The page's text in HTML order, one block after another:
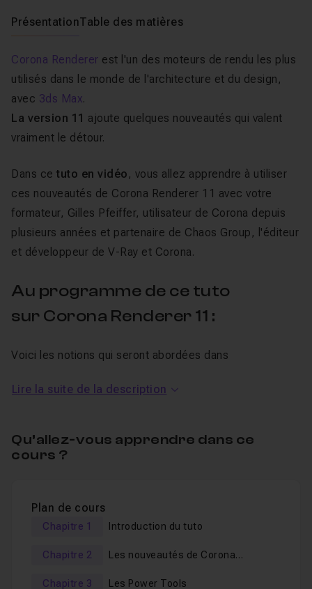
PrésentationTable des matières
Corona Renderer est l'un des moteurs de rendu les plus
utilisés dans le monde de l'architecture et du design,
avec 3ds Max.
La version 11 ajoute quelques nouveautés qui valent
vraiment le détour.
Dans ce tuto en vidéo , vous allez apprendre à utiliser
ces nouveautés de Corona Renderer 11 avec votre
formateur, Gilles Pfeiffer, utilisateur de Corona depuis
plusieurs années et partenaire de Chaos Group, l'éditeur
et développeur de V-Ray et Corona.
Au programme de ce tuto
sur Corona Renderer 11 :
Voici les notions qui seront abordées dans
Edge map
Scatter Altitude
Et quelques améliorations.
Comme d'habitude, ce tour d'horizon est accompagné
Lire la suite de la description
Qu’allez-vous apprendre dans ce
cours ?
Plan de cours
Chapitre 1 Introduction du tuto
Chapitre 2
Les nouveautés de Corona
Chapitre 3
Les Power Tools